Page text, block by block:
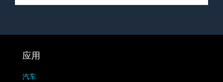
应用
汽车